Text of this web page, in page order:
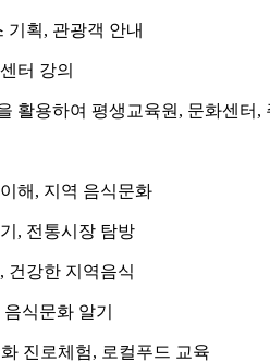
기획, 관광객 안내
터 강의
활용하여 평생교육원, 문화센
해, 지역 음식문화
, 전통시장 탐방
건강한 지역음식
식문화 알기
진로체험, 로컬푸드 교육